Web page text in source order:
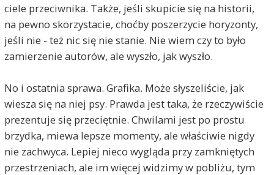
ciele przeciwnika. Także, jeśli skupicie się na historii,
na pewno skorzystacie, choćby poszerzycie horyzonty,
jeśli nie - też nic się nie stanie. Nie wiem czy to było
zamierzenie autorów, ale wyszło, jak wyszło.
No i ostatnia sprawa. Grafika. Może słyszeliście, jak
wiesza się na niej psy. Prawda jest taka, że rzeczywiście
prezentuje się przeciętnie. Chwilami jest po prostu
brzydka, miewa lepsze momenty, ale właściwie nigdy
nie zachwyca. Lepiej nieco wygląda przy zamkniętych
przestrzeniach, ale im więcej widzimy w pobliżu, tym